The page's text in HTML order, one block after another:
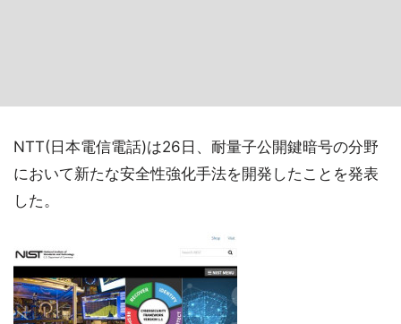
NTT(日本電信電話)は26日、耐量子公開鍵暗号の分野
において新たな安全性強化手法を開発したことを発表
した。